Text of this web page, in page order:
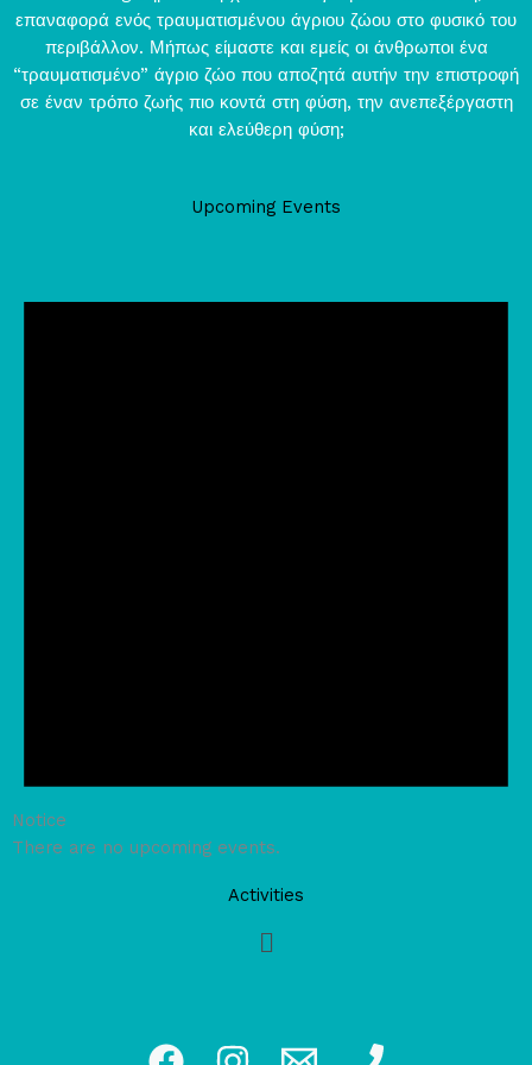
επαναφορά ενός τραυματισμένου άγριου ζώου στο φυσικό του
περιβάλλον. Μήπως είμαστε και εμείς οι άνθρωποι ένα
“τραυματισμένο” άγριο ζώο που αποζητά αυτήν την επιστροφή
σε έναν τρόπο ζωής πιο κοντά στη φύση, την ανεπεξέργαστη
και ελεύθερη φύση;
Upcoming Events
Notice
There are no upcoming events.
Activities
Main